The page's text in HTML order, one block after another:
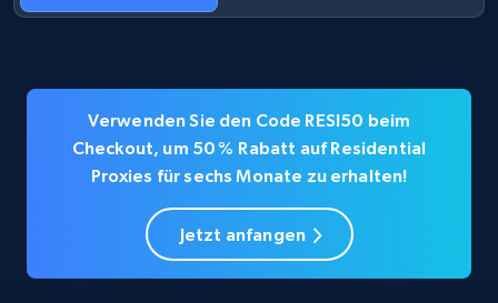
Verwenden Sie den Code RESI50 beim
Checkout, um 50 % Rabatt auf Residential
Proxies für sechs Monate zu erhalten!
Jetzt anfangen